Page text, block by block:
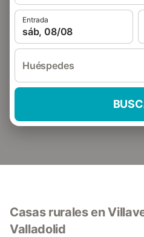
Entrada
sáb, 08/08
Huéspedes
Casas rurales en
Valladolid